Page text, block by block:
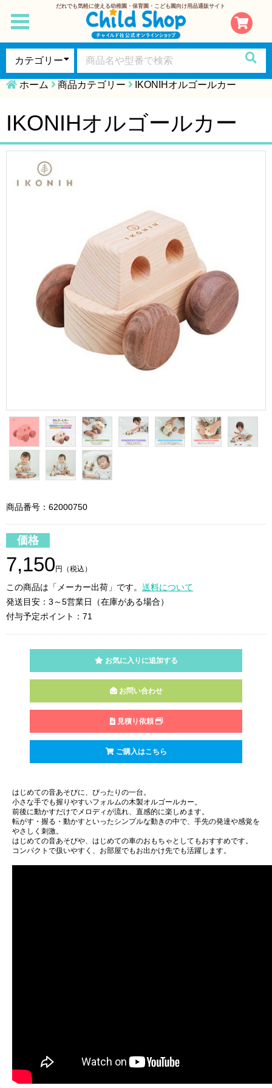
だれでも気軽に使える幼稚園・保育園・こども園向け用品通販サイト
toggle
navigation
ホーム 商品カテゴリー IKONIHオルゴールカー
IKONIHオルゴールカー
商品番号：62000750
価格
7,150 円（税込）
この商品は「メーカー出荷」です。 送料について
発送目安：3～5営業日（在庫がある場合）
付与予定ポイント：71
お気に入りに追加する
お問い合わせ
見積り依頼
ご購入はこちら
はじめての音あそびに、ぴったりの一台。
小さな手でも握りやすいフォルムの木製オルゴールカー。
前後に動かすだけでメロディが流れ、直感的に楽しめます。
転がす・握る・動かすといったシンプルな動きの中で、手先の発達や感覚を
やさしく刺激。
はじめての音あそびや、はじめての車のおもちゃとしてもおすすめです。
コンパクトで扱いやすく、お部屋でもお出かけ先でも活躍します。